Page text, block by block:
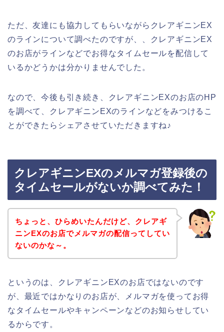
ただ、友達にも協力してもらいながらクレアギニンEX
のラインについて調べたのですが、、クレアギニンEX
のお店がラインなどでお得なタイムセールを配信して
いるかどうかは分かりませんでした。
なので、今後も引き続き、クレアギニンEXのお店のHP
を調べて、クレアギニンEXのラインなどをみつけるこ
とができたらシェアさせていただきますね♪
クレアギニンEXのメルマガ登録後の
タイムセールがないか調べてみた！
ちょっと、ひらめいたんだけど、クレアギ
ニンEXのお店でメルマガの配信ってしてい
ないのかな～。
というのは、クレアギニンEXのお店ではないのです
が、最近ではかなりのお店が、メルマガを使ってお得
なタイムセールやキャンペーンなどのお知らせしてい
るからです。